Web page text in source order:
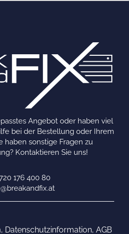
Angebot oder haben viel
bei der Bestellung oder Ihrem
haben sonstige Fragen zu
Kontaktieren Sie uns!
176 400 80
, Datenschutzinformation, AGB